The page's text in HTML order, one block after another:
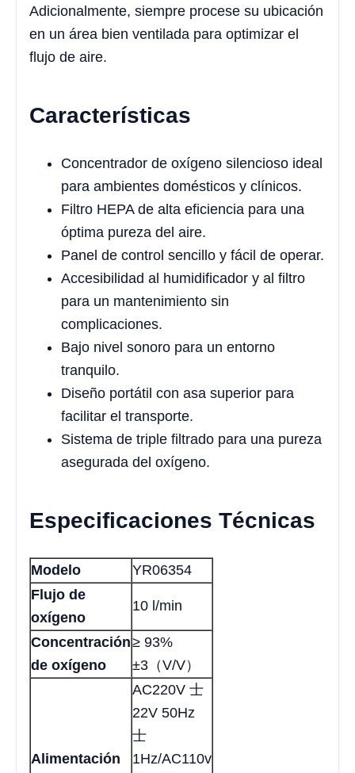
Adicionalmente, siempre procese su ubicación
en un área bien ventilada para optimizar el
flujo de aire.
Características
Concentrador de oxígeno silencioso ideal
para ambientes domésticos y clínicos.
Filtro HEPA de alta eficiencia para una
óptima pureza del aire.
Panel de control sencillo y fácil de operar.
Accesibilidad al humidificador y al filtro
para un mantenimiento sin
complicaciones.
Bajo nivel sonoro para un entorno
tranquilo.
Diseño portátil con asa superior para
facilitar el transporte.
Sistema de triple filtrado para una pureza
asegurada del oxígeno.
Especificaciones Técnicas
Modelo
YR06354
Flujo de
oxígeno
10 l/min
Concentración
de oxígeno
≥ 93%
±3（V/V）
Alimentación
AC220V 士
22V 50Hz
士
1Hz/AC110v